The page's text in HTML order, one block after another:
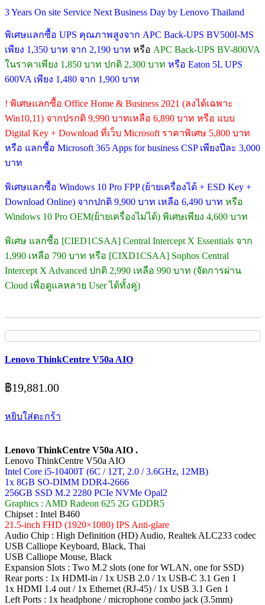
3 Years On site Service Next Business Day by Lenovo Thailand
พิเศษแลกซื้อ UPS คุณภาพสูงจาก APC Back-UPS BV500I-MS
เพียง 1,350 บาท จาก 2,190 บาท หรือ APC Back-UPS BV-800VA
ในราคาเพียง 1,850 บาท ปกติ 2,300 บาท หรือ Eaton 5L UPS
600VA เพียง 1,480 จาก 1,900 บาท
! พิเศษแลกซื้อ Office Home & Business 2021 (ลงได้เฉพาะ
Win10,11) จากปรกติ 9,990 บาทเหลือ 6,890 บาท หรือ แบบ
Digital Key + Download ที่เว็บ Microsoft ราคาพิเศษ 5,800 บาท
หรือ แลกซื้อ Microsoft 365 Apps for business CSP เพียงปีละ 3,000
บาท
พิเศษแลกซื้อ Windows 10 Pro FPP (ย้ายเครื่องได้ + ESD Key +
Download Online) จากปกติ 9,900 บาท เหลือ 6,490 บาท หรือ
Windows 10 Pro OEM(ย้ายเครื่องไม่ได้) พิเศษเพียง 4,600 บาท
พิเศษ แลกซื้อ [CIED1CSAA] Central Intercept X Essentials จาก
1,990 เหลือ 790 บาท หรือ [CIXD1CSAA] Sophos Central
Intercept X Advanced ปกติ 2,990 เหลือ 990 บาท (จัดการผ่าน
Cloud เพื่อดูแลหลาย User ได้ทั้งคู่)
Lenovo ThinkCentre V50a AIO
฿19,881.00
หยิบใส่ตะกร้า
Lenovo ThinkCentre V50a AIO .
Lenovo ThinkCentre V50a AIO
Intel Core i5-10400T (6C / 12T, 2.0 / 3.6GHz, 12MB)
1x 8GB SO-DIMM DDR4-2666
256GB SSD M.2 2280 PCIe NVMe Opal2
Graphics : AMD Radeon 625 2G GDDR5
Chipset : Intel B460
21.5-inch FHD (1920×1080) IPS Anti-glare
Audio Chip : High Definition (HD) Audio, Realtek ALC233 codec
USB Calliope Keyboard, Black, Thai
USB Calliope Mouse, Black
Expansion Slots : Two M.2 slots (one for WLAN, one for SSD)
Rear ports : 1x HDMI-in / 1x USB 2.0 / 1x USB-C 3.1 Gen 1
1x HDMI 1.4 out / 1x Ethernet (RJ-45) / 1x USB 3.1 Gen 1
Left Ports : 1x headphone / microphone combo jack (3.5mm)